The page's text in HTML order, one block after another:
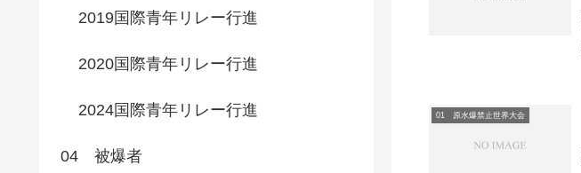
01 原水爆禁止世界大会
2019国際青年リレー行進
2020国際青年リレー行進
2024国際青年リレー行進
04 被爆者